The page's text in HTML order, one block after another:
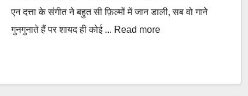
एन दत्ता के संगीत ने बहुत सी फ़िल्मों में जान डाली, सब वो गाने
गुनगुनाते हैं पर शायद ही कोई ... Read more